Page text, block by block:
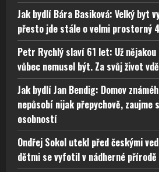
Jak bydlí Bára Basiková: Velký byt
přesto jde stále o velmi prostorný
Petr Rychlý slaví 61 let: Už
vůbec nemusel být. Za svůj život
Jak bydlí Jan Bendig: Domov
nepůsobí nijak přepychově, zaujme
osobností
Ondřej Sokol utekl před českými
dětmi se vyfotil v nádherné přírodě